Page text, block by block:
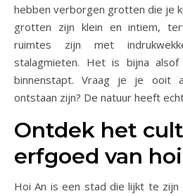
hebben verborgen grotten die je
grotten zijn klein en intiem,
ruimtes zijn met
stalagmieten. Het is bijna
binnenstapt. Vraag je je ooit
ontstaan zijn? De natuur heeft
Ontdek het
erfgoed van
Hoi An is een stad die lijkt te